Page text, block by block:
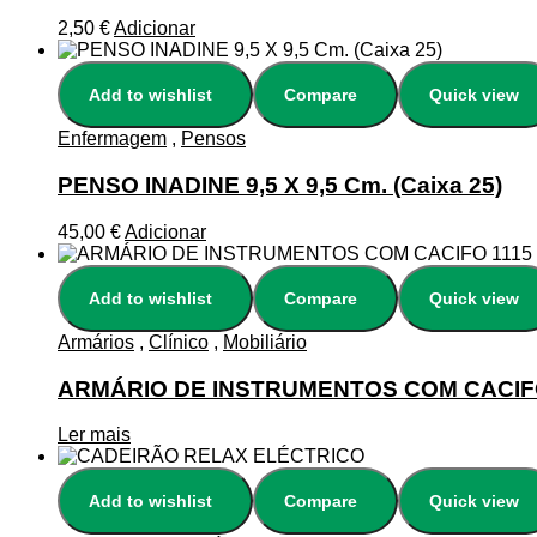
2,50 €Adicionar
Add to wishlist Compare Quick view
Enfermagem , Pensos
PENSO INADINE 9,5 X 9,5 Cm. (Caixa 25)
45,00 €Adicionar
Add to wishlist Compare Quick view
Armários , Clínico , Mobiliário
ARMÁRIO DE INSTRUMENTOS COM
Ler mais
Add to wishlist Compare Quick view